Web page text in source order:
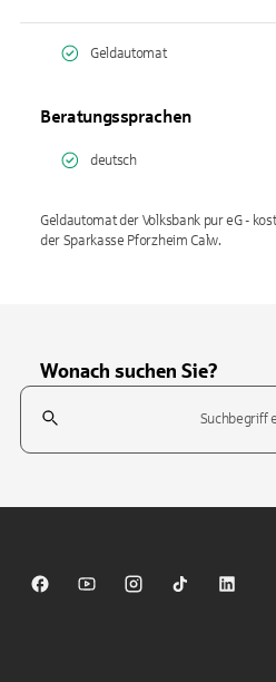
Geldautomat
Beratungssprachen
deutsch
Geldautomat der Volksbank pur eG -
der Sparkasse Pforzheim Calw.
Wonach suchen Sie?
Suchfeld
Sparkasse auf Facebook
Sparkasse auf Youtube
Sparkasse aufSparkasse auf